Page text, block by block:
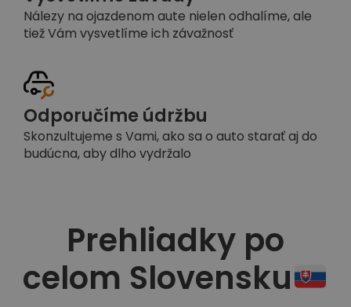
Nálezy na ojazdenom aute nielen odhalíme, ale
tiež Vám vysvetlíme ich závažnosť
Odporučíme údržbu
Skonzultujeme s Vami, ako sa o auto starať aj do
budúcna, aby dlho vydržalo
Prehliadky po
celom Slovensku